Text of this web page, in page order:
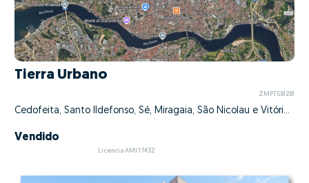
Tierra Urbano
ZMPT581281
Cedofeita, Santo Ildefonso, Sé, Miragaia, São Nicolau e Vitória, Porto, Porto
Vendido
Licencia AMI 17432